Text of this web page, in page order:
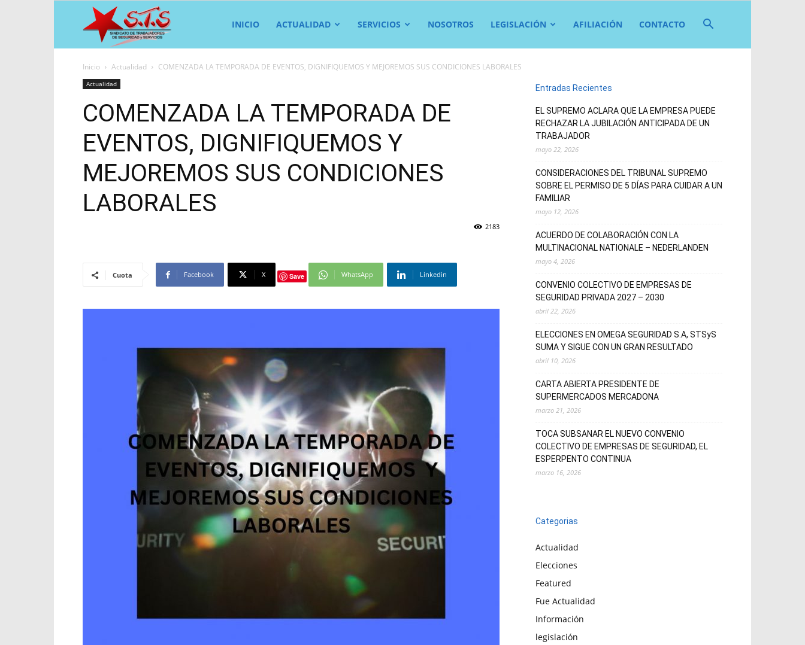
STS
INICIO ACTUALIDAD SERVICIOS NOSOTROS LEGISLACIÓN AFILIACIÓN CONTACTO
Inicio Actualidad COMENZADA LA TEMPORADA DE EVENTOS, DIGNIFIQUEMOS Y MEJOREMOS SUS CONDICIONES LABORALES
Actualidad
COMENZADA LA TEMPORADA DE
EVENTOS, DIGNIFIQUEMOS Y
MEJOREMOS SUS CONDICIONES
LABORALES
2183
Cuota Facebook X Save WhatsApp Linkedin
Entradas Recientes
EL SUPREMO ACLARA QUE LA EMPRESA PUEDE
RECHAZAR LA JUBILACIÓN ANTICIPADA DE UN
TRABAJADOR
mayo 22, 2026
CONSIDERACIONES DEL TRIBUNAL SUPREMO
SOBRE EL PERMISO DE 5 DÍAS PARA CUIDAR A UN
FAMILIAR
mayo 12, 2026
ACUERDO DE COLABORACIÓN CON LA
MULTINACIONAL NATIONALE – NEDERLANDEN
mayo 4, 2026
CONVENIO COLECTIVO DE EMPRESAS DE
SEGURIDAD PRIVADA 2027 – 2030
abril 22, 2026
ELECCIONES EN OMEGA SEGURIDAD S.A, STSyS
SUMA Y SIGUE CON UN GRAN RESULTADO
abril 10, 2026
CARTA ABIERTA PRESIDENTE DE
SUPERMERCADOS MERCADONA
marzo 21, 2026
TOCA SUBSANAR EL NUEVO CONVENIO
COLECTIVO DE EMPRESAS DE SEGURIDAD, EL
ESPERPENTO CONTINUA
marzo 16, 2026
Categorias
Actualidad
Elecciones
Featured
Fue Actualidad
Información
legislación